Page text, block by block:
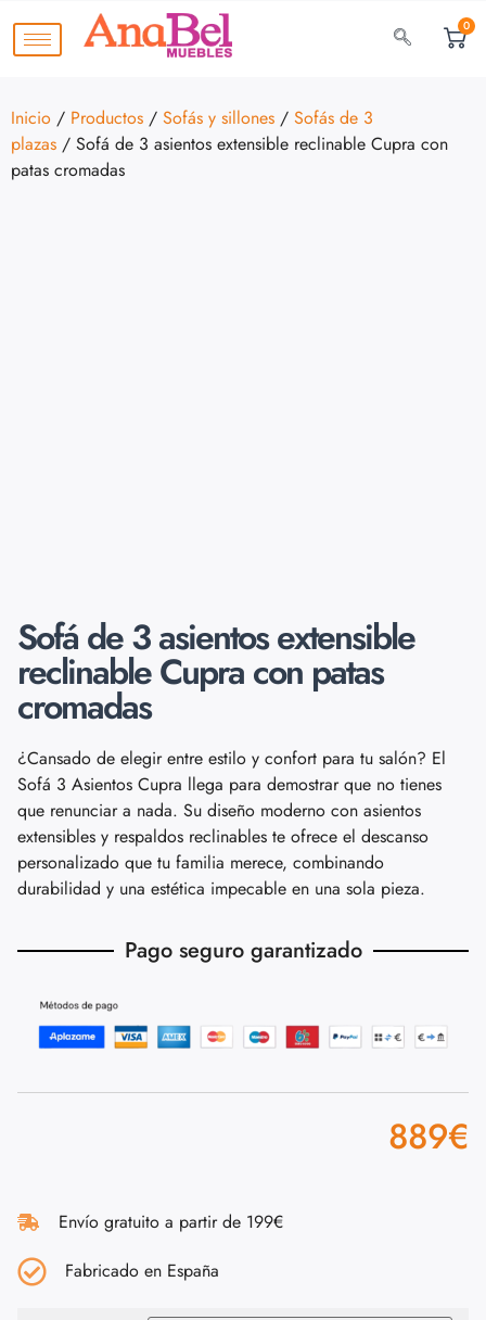
0
Inicio / Productos / Sofás y sillones / Sofás de 3
plazas / Sofá de 3 asientos extensible reclinable Cupra con
patas cromadas
Sofá de 3 asientos extensible
reclinable Cupra con patas
cromadas
¿Cansado de elegir entre estilo y confort para tu salón? El
Sofá 3 Asientos Cupra llega para demostrar que no tienes
que renunciar a nada. Su diseño moderno con asientos
extensibles y respaldos reclinables te ofrece el descanso
personalizado que tu familia merece, combinando
durabilidad y una estética impecable en una sola pieza.
Pago seguro garantizado
889€
Envío gratuito a partir de 199€
Fabricado en España